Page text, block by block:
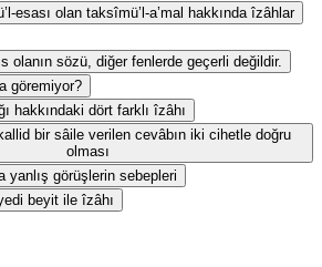
esası olan taksîmü’l-a’mal hakkında îzâhlar
olanın sözü, diğer fenlerde geçerli değildir.
göremiyor?
hakkındaki dört farklı îzâhı
bir sâile verilen cevâbın iki cihetle doğru
olması
yanlış görüşlerin sebepleri
beyit ile îzâhı